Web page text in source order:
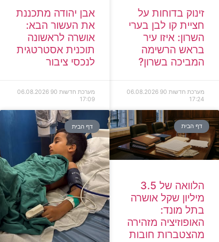
זינוק בדוחות על
חציית קו לבן בערי
השרון: איזו עיר
בראש הרשימה
המביכה בשרון?
מערכת חדשות 90
06.08.2026
17:24
אבן יהודה מתכננת
את העשור הבא:
אושרה לראשונה
תוכנית אסטרטגית
לנכסי ציבור
מערכת חדשות 90
06.08.2026
17:09
דף הבית
הלוואה של 3.5
מיליון שקל אושרה
בתל מונד:
האופוזיציה מזהירה
מהצטברות חובות
דף הבית